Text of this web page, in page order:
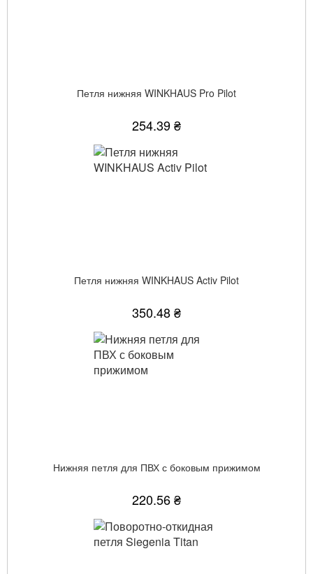
Петля нижняя WINKHAUS Pro Pilot
254.39 ₴
Петля нижняя WINKHAUS Activ Pilot
350.48 ₴
Нижняя петля для ПВХ с боковым прижимом
220.56 ₴